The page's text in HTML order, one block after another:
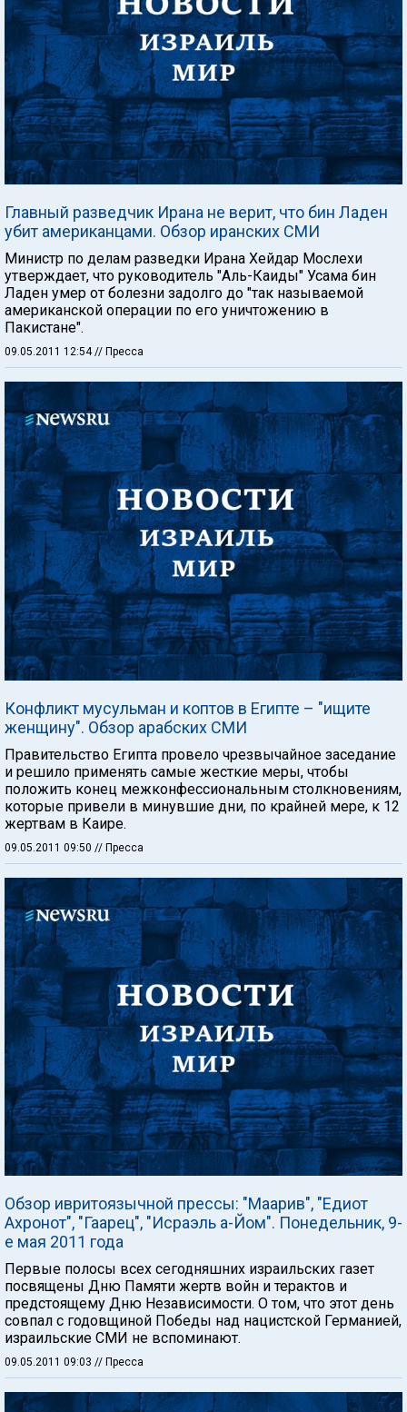
Главный разведчик Ирана не верит, что бин Ладен
убит американцами. Обзор иранских СМИ
Министр по делам разведки Ирана Хейдар Мослехи
утверждает, что руководитель "Аль-Каиды" Усама бин
Ладен умер от болезни задолго до "так называемой
американской операции по его уничтожению в
Пакистане".
09.05.2011 12:54// Пресса
Конфликт мусульман и коптов в Египте – "ищите
женщину". Обзор арабских СМИ
Правительство Египта провело чрезвычайное заседание
и решило применять самые жесткие меры, чтобы
положить конец межконфессиональным столкновениям,
которые привели в минувшие дни, по крайней мере, к 12
жертвам в Каире.
09.05.2011 09:50 // Пресса
Обзор ивритоязычной прессы: "Маарив", "Едиот
Ахронот", "Гаарец", "Исраэль а-Йом". Понедельник, 9-
е мая 2011 года
Первые полосы всех сегодняшних израильских газет
посвящены Дню Памяти жертв войн и терактов и
предстоящему Дню Независимости. О том, что этот день
совпал с годовщиной Победы над нацистской Германией,
израильские СМИ не вспоминают.
09.05.2011 09:03 // Пресса